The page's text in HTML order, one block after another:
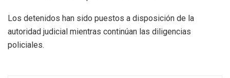
Los detenidos han sido puestos a disposición de la
autoridad judicial mientras continúan las diligencias
policiales.